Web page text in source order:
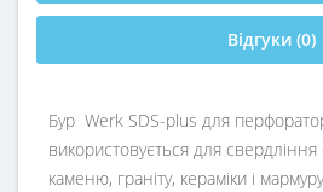
Відгуки (0)
Бур Werk SDS-plus для
використовується для
каменю, граніту, кераміки і